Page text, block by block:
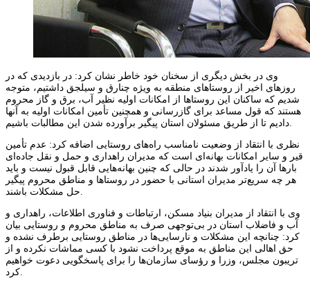
وی در بخش دیگری از سخنان خود خاطر نشان کرد: در بازدیدی که در
روزهای اخیر از روستاهای منطقه به ویژه چنارق و سیلجق داشتیم، متوجه
شدیم که ساکنان این روستاها از امکانات اولیه نظیر آب، برق و گاز محروم
هستند که قول مساعد برای گازرسانی و همچنین تأمین امکانات اولیه به آنها
نظری با انتقاد از وضعیت نامناسب راه‌های روستایی اضافه کرد: عدم تأمین
قیر و سایر امکانات بهانه‌ای است که مدیران راهداری و حمل و نقل جاده‌ای
بارها آن را یادآور شدند در حالی که چنین بهانه‌هایی قابل قبول نیست و باید
هر چه سریع‌تر مدیران استانی با حضور در روستاها و مناطق محروم پیگیر
وی با انتقاد از مدیران بنیاد مسکن، ارتباطات و فناوری اطلاعات، راهداری و
آب و فاضلاب استان در بی‌توجهی صرف به مناطق محروم و روستایی بیان
کرد: چنانچه این مشکلات و نارسایی‌ها در مناطق روستایی برطرف نشده و
حق اهالی این مناطق به موقع پرداخت نشود با کسی مماشات نکرده و از
تریبون مجلس، وزرا و رؤسای سازمان‌ها را برای پاسخگویی دعوت خواهیم